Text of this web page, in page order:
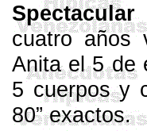
Spectacular
cuatro años
Anita el 5 de
5 cuerpos y
80” exactos.